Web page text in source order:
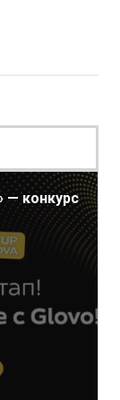
— конкурс